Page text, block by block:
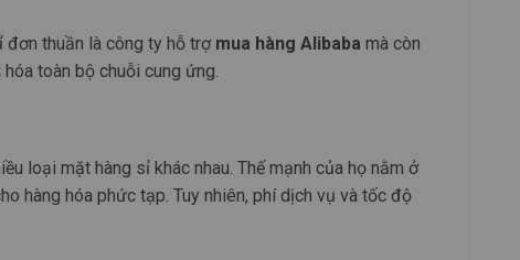
đơn thuần là công ty hỗ trợ mua hàng Alibaba mà còn
toàn bộ chuỗi cung ứng.
loại mặt hàng sỉ khác nhau. Thế mạnh của họ nằm ở
hàng hóa phức tạp. Tuy nhiên, phí dịch vụ và tốc độ